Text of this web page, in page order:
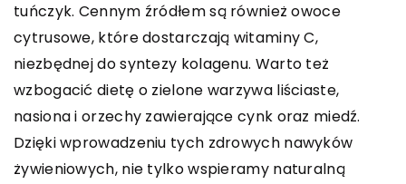
tuńczyk. Cennym źródłem są również owoce
cytrusowe, które dostarczają witaminy C,
niezbędnej do syntezy kolagenu. Warto też
wzbogacić dietę o zielone warzywa liściaste,
nasiona i orzechy zawierające cynk oraz miedź.
Dzięki wprowadzeniu tych zdrowych nawyków
żywieniowych, nie tylko wspieramy naturalną